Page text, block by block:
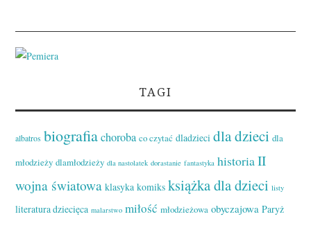
TAGI
albatros biografia choroba co czytać dladzieci dla dzieci dla
młodzieży dlamłodzieży dla nastolatek dorastanie fantastyka historiaII
wojna światowa klasyka komiks książka dla dzieci listy
literatura dziecięca malarstwo miłość młodzieżowa obyczajowa Paryż